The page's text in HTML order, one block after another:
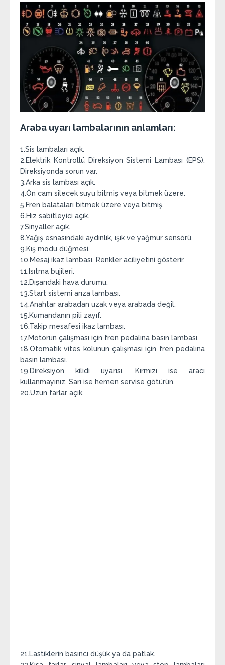
Araba uyarı lambalarının anlamları:
1.Sis lambaları açık.
2.Elektrik Kontrollü Direksiyon Sistemi Lambası (EPS).
Direksiyonda sorun var.
3.Arka sis lambası açık.
4.Ön cam silecek suyu bitmiş veya bitmek üzere.
5.Fren balataları bitmek üzere veya bitmiş.
6.Hız sabitleyici açık.
7.Sinyaller açık.
8.Yağış esnasındaki aydınlık, ışık ve yağmur sensörü.
9.Kış modu düğmesi.
10.Mesaj ikaz lambası. Renkler aciliyetini gösterir.
11.Isıtma bujileri.
12.Dışarıdaki hava durumu.
13.Start sistemi arıza lambası.
14.Anahtar arabadan uzak veya arabada değil.
15.Kumandanın pili zayıf.
16.Takip mesafesi ikaz lambası.
17.Motorun çalışması için fren pedalına basın lambası.
18.Otomatik vites kolunun çalışması için fren pedalına
basın lambası.
19.Direksiyon kilidi uyarısı. Kırmızı ise aracı
kullanmayınız. Sarı ise hemen servise götürün.
20.Uzun farlar açık.
21.Lastiklerin basıncı düşük ya da patlak.